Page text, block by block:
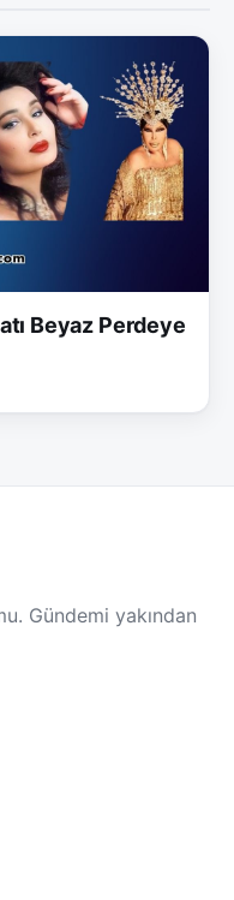
Beyaz Perdeye
Gündemi yakından